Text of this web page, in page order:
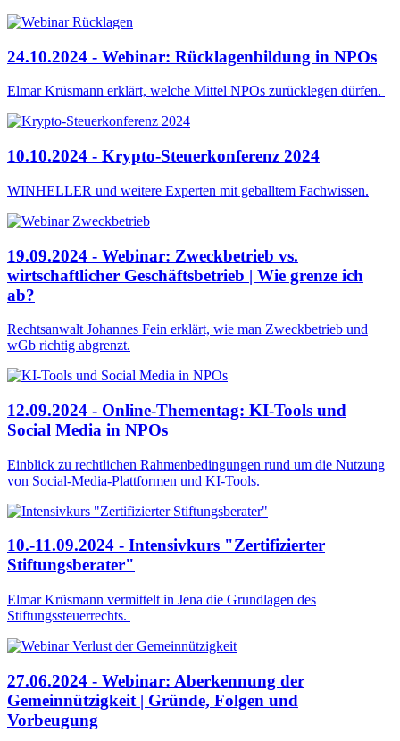
24.10.2024 - Webinar: Rücklagenbildung in NPOs
Elmar Krüsmann erklärt, welche Mittel NPOs zurücklegen dürfen.
10.10.2024 - Krypto-Steuerkonferenz 2024
WINHELLER und weitere Experten mit geballtem Fachwissen.
19.09.2024 - Webinar: Zweckbetrieb vs.
wirtschaftlicher Geschäftsbetrieb | Wie grenze ich
ab?
Rechtsanwalt Johannes Fein erklärt, wie man Zweckbetrieb und
wGb richtig abgrenzt.
12.09.2024 - Online-Thementag: KI-Tools und
Social Media in NPOs
Einblick zu rechtlichen Rahmenbedingungen rund um die Nutzung
von Social-Media-Plattformen und KI-Tools.
10.-11.09.2024 - Intensivkurs "Zertifizierter
Stiftungsberater"
Elmar Krüsmann vermittelt in Jena die Grundlagen des
Stiftungssteuerrechts.
27.06.2024 - Webinar: Aberkennung der
Gemeinnützigkeit | Gründe, Folgen und
Vorbeugung